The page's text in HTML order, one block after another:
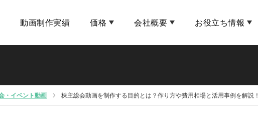
動画制作実績 価格 会社概要 お役立ち情報
・イベント動画 株主総会動画を制作する目的とは？作り方や費用相場と活用事例を解説！